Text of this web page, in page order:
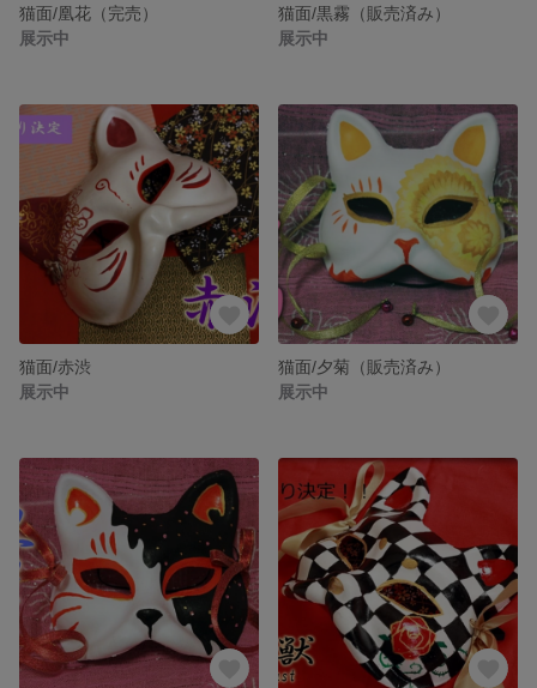
猫面/凰花（完売）
展示中
猫面/黒霧（販売済み）
展示中
猫面/赤渋
展示中
猫面/夕菊（販売済み）
展示中